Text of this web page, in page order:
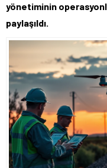
yönetiminin
paylaşıldı.